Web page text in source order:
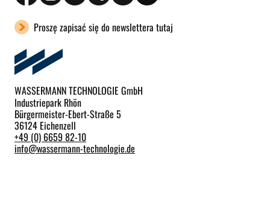
Proszę zapisać się do newslettera tutaj
WASSERMANN TECHNOLOGIE GmbH
Industriepark Rhön
Bürgermeister-Ebert-Straße 5
36124 Eichenzell
+49 (0) 6659 82-10
info@wassermann-technologie.de